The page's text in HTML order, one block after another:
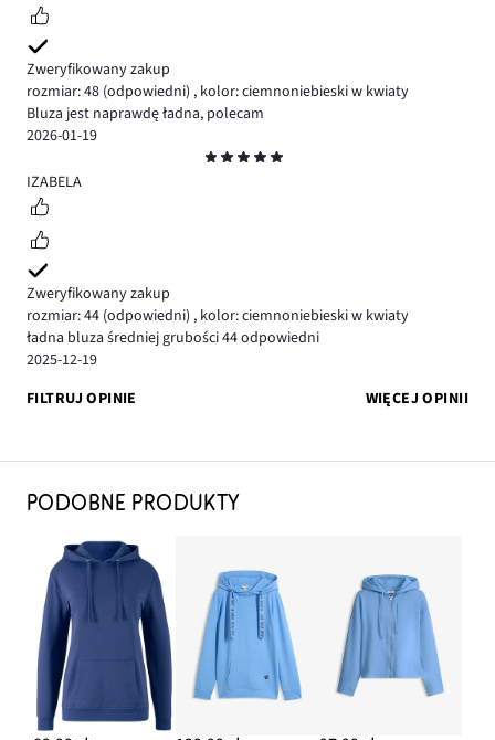
Zweryfikowany zakup
rozmiar: 48 (odpowiedni) , kolor: ciemnoniebieski w kwiaty
Bluza jest naprawdę ładna, polecam
2026-01-19
5
IZABELA
Zweryfikowany zakup
rozmiar: 44 (odpowiedni) , kolor: ciemnoniebieski w kwiaty
ładna bluza średniej grubości 44 odpowiedni
2025-12-19
FILTRUJ OPINIE
WIĘCEJ OPINII
PODOBNE PRODUKTY